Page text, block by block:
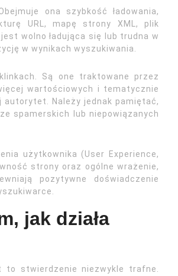
ona szybkość ładowania,
URL, mapę strony XML, plik
wolno ładująca się lub trudna w
w wynikach wyszukiwania.
Są one traktowane przez
wartościowych i tematycznie
Należy jednak pamiętać,
spamerskich lub niepowiązanych
użytkownika (User Experience,
strony oraz ogólne wrażenie,
pozytywne doświadczenie
jak działa
stwierdzenie niezwykle trafne.